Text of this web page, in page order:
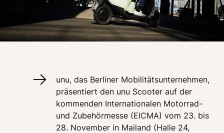
unu, das Berliner Mobilitätsunternehmen,
präsentiert den unu Scooter auf der
kommenden Internationalen Motorrad-
und Zubehörmesse (EICMA) vom 23. bis
28. November in Mailand (Halle 24,